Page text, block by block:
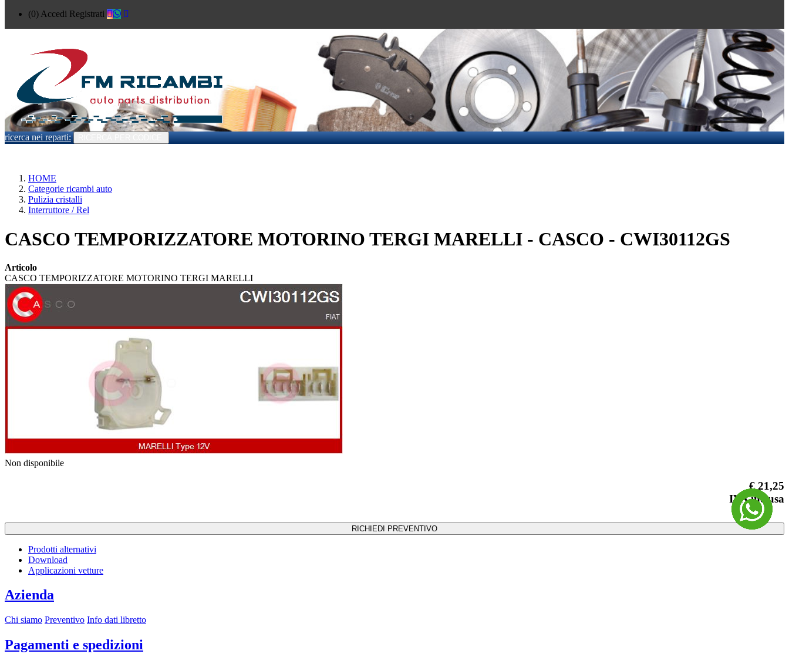
(0) Accedi Registrati
ricerca nei reparti:
HOME
Categorie ricambi auto
Pulizia cristalli
Interruttore / Rel
CASCO TEMPORIZZATORE MOTORINO TERGI MARELLI - CASCO - CWI30112GS
Articolo
CASCO TEMPORIZZATORE MOTORINO TERGI MARELLI
Previous
Next
Non disponibile
€ 21,25
IVA inclusa
RICHIEDI PREVENTIVO
Prodotti alternativi
Download
Applicazioni vetture
Azienda
Chi siamo Preventivo Info dati libretto
Pagamenti e spedizioni